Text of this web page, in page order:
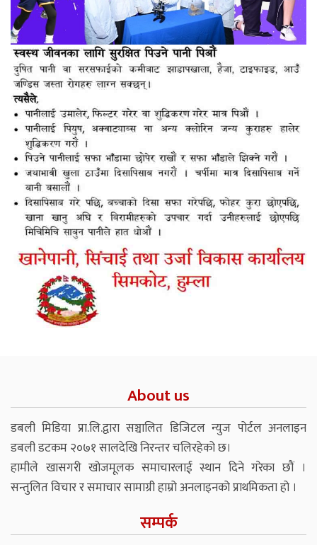
About us
डबली मिडिया प्रा.लि.द्वारा सञ्चालित डिजिटल न्युज पोर्टल अनलाइन
डबली डटकम २०७१ सालदेखि निरन्तर चलिरहेको छ।
हामीले खासगरी खोजमूलक समाचारलाई स्थान दिने गरेका छौं ।
सन्तुलित विचार र समाचार सामाग्री हाम्रो अनलाइनको प्राथमिकता हो ।
सम्पर्क